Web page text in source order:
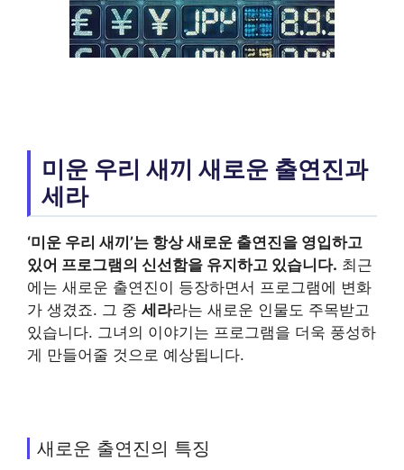
미운 우리 새끼 새로운 출연진과
세라
‘미운 우리 새끼’는 항상 새로운 출연진을 영입하고
있어 프로그램의 신선함을 유지하고 있습니다. 최근
에는 새로운 출연진이 등장하면서 프로그램에 변화
가 생겼죠. 그 중 세라라는 새로운 인물도 주목받고
있습니다. 그녀의 이야기는 프로그램을 더욱 풍성하
게 만들어줄 것으로 예상됩니다.
새로운 출연진의 특징